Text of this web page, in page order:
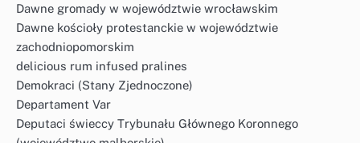
Dawne gromady w województwie wrocławskim
Dawne kościoły protestanckie w województwie
zachodniopomorskim
delicious rum infused pralines
Demokraci (Stany Zjednoczone)
Departament Var
Deputaci świeccy Trybunału Głównego Koronnego